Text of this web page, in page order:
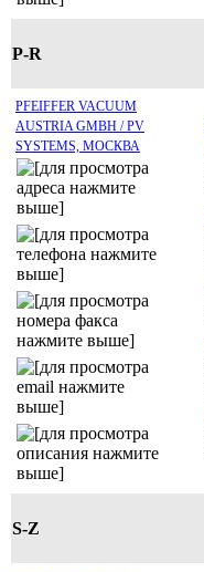
P-R
PFEIFFER VACUUM
AUSTRIA GMBH / PV
SYSTEMS, МОСКВА
S-Z